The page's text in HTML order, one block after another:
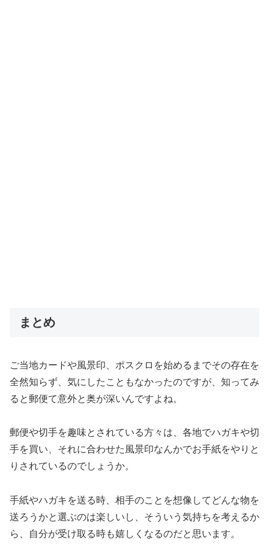
まとめ
ご当地カードや風景印、ポスクロを始めるまでその存在を
全然知らず、気にしたこともなかったのですが、知ってみ
ると郵便て意外と奥が深いんですよね。
郵便や切手を趣味とされている方々は、各地でハガキや切
手を買い、それに合わせた風景印なんかでお手紙をやりと
りされているのでしょうか。
手紙やハガキを送る時、相手のことを想像してどんな物を
送ろうかと選ぶのは楽しいし、そういう気持ちを考えるか
ら、自分が受け取る時も嬉しくなるのだと思います。